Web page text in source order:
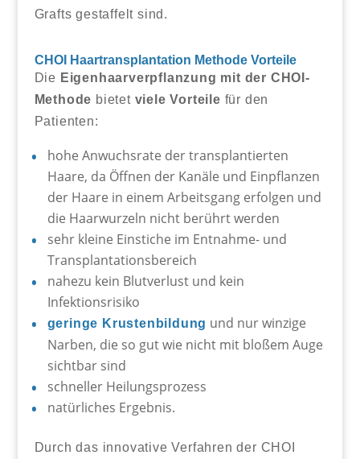
Grafts gestaffelt sind.
CHOI Haartransplantation Methode Vorteile
Die Eigenhaarverpflanzung mit der CHOI-
Methode bietetviele Vorteile für den
Patienten:
hohe Anwuchsrate der transplantierten
Haare, da Öffnen der Kanäle und Einpflanzen
der Haare in einem Arbeitsgang erfolgen und
die Haarwurzeln nicht berührt werden
sehr kleine Einstiche im Entnahme- und
Transplantationsbereich
nahezu kein Blutverlust und kein
Infektionsrisiko
geringe Krustenbildung und nur winzige
Narben, die so gut wie nicht mit bloßem Auge
sichtbar sind
schneller Heilungsprozess
natürliches Ergebnis.
Durch das innovative Verfahren der CHOI